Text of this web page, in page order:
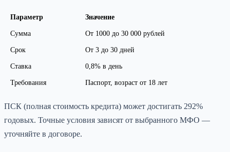
Параметр Значение
Сумма От 1000 до 30 000 рублей
Срок От 3 до 30 дней
Ставка 0,8% в день
Требования Паспорт, возраст от 18 лет
ПСК (полная стоимость кредита) может достигать 292%
годовых. Точные условия зависят от выбранного МФО —
уточняйте в договоре.